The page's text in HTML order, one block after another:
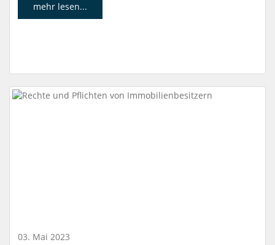
mehr lesen...
03. Mai 2023